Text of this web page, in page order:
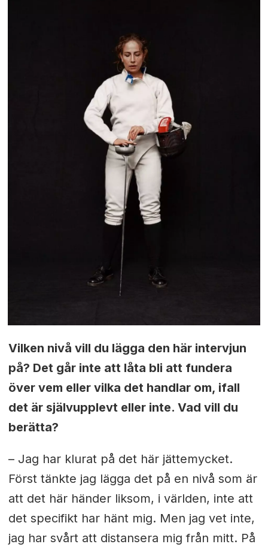
Vilken nivå vill du lägga den här intervjun
på? Det går inte att låta bli att fundera
över vem eller vilka det handlar om, ifall
det är självupplevt eller inte. Vad vill du
berätta?
– Jag har klurat på det här jättemycket.
Först tänkte jag lägga det på en nivå som är
att det här händer liksom, i världen, inte att
det specifikt har hänt mig. Men jag vet inte,
jag har svårt att distansera mig från mitt. På